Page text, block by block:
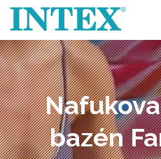
bazén